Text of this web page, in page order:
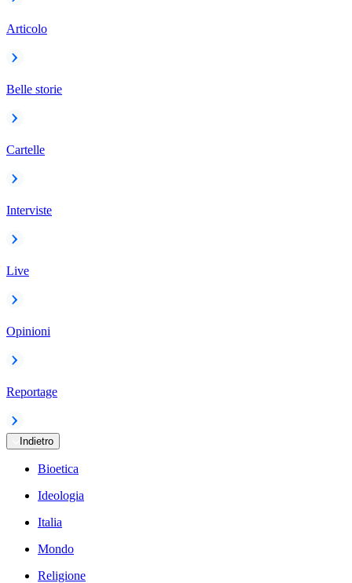
Articolo
Belle storie
Cartelle
Interviste
Live
Opinioni
Reportage
Indietro
Bioetica
Ideologia
Italia
Mondo
Religione